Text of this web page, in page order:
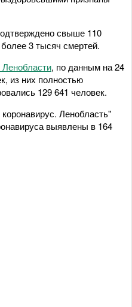
свыше 110
3 тысяч смертей.
, по данным на 24
из них полностью
129 641 человек.
Ленобласть"
выявлены в 164